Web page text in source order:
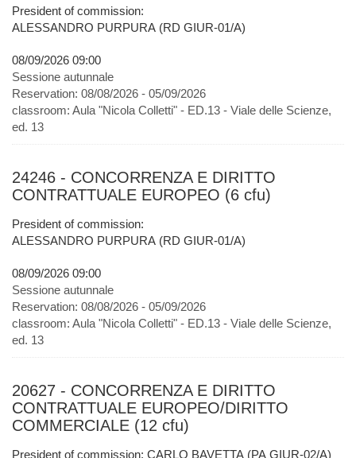
President of commission:
ALESSANDRO PURPURA (RD GIUR-01/A)
08/09/2026 09:00
Sessione autunnale
Reservation: 08/08/2026 - 05/09/2026
classroom: Aula "Nicola Colletti" - ED.13 - Viale delle Scienze,
ed. 13
24246 - CONCORRENZA E DIRITTO
CONTRATTUALE EUROPEO (6 cfu)
President of commission:
ALESSANDRO PURPURA (RD GIUR-01/A)
08/09/2026 09:00
Sessione autunnale
Reservation: 08/08/2026 - 05/09/2026
classroom: Aula "Nicola Colletti" - ED.13 - Viale delle Scienze,
ed. 13
20627 - CONCORRENZA E DIRITTO
CONTRATTUALE EUROPEO/DIRITTO
COMMERCIALE (12 cfu)
President of commission: CARLO BAVETTA (PA GIUR-02/A)